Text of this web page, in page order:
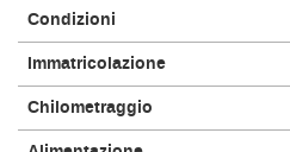
Condizioni
Immatricolazione
Chilometraggio
questi
strumenti
di
tracciamento
si
rimanda